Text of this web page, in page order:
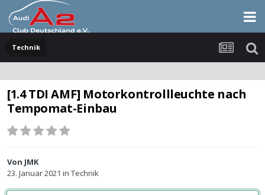
Technik
[1.4 TDI AMF] Motorkontrollleuchte nach
Tempomat-Einbau
Von JMK
23. Januar 2021 in Technik